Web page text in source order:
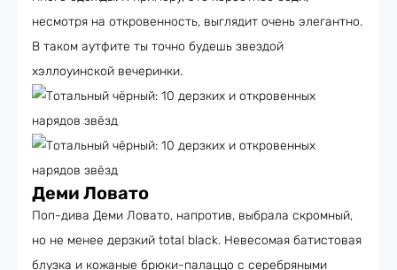
несмотря на откровенность, выглядит очень элегантно.
В таком аутфите ты точно будешь звездой
хэллоуинской вечеринки.
Деми Ловато
Поп-дива Деми Ловато, напротив, выбрала скромный,
но не менее дерзкий total black. Невесомая батистовая
блузка и кожаные брюки-палаццо с серебряными